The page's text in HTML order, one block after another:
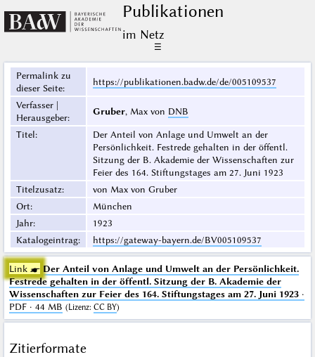
Publikationen
im Netz
☰
Permalink zu
dieser Seite:
https://publikationen.badw.de/de/005109537
Verfasser |
Herausgeber:
Gruber, Max von DNB
Titel:
Der Anteil von Anlage und Umwelt an der
Persönlichkeit. Festrede gehalten in der öffentl.
Sitzung der B. Akademie der Wissenschaften zur
Feier des 164. Stiftungstages am 27. Juni 1923
Titelzusatz:
von Max von Gruber
Ort:
München
Jahr:
1923
Katalogeintrag: https://gateway-bayern.de/BV005109537
Link ☛ Der Anteil von Anlage und Umwelt an der Persönlichkeit.
Festrede gehalten in der öffentl. Sitzung der B. Akademie der
Wissenschaften zur Feier des 164. Stiftungstages am 27. Juni 1923·
PDF · 44 MB (Lizenz: CC BY)
Zitierformate